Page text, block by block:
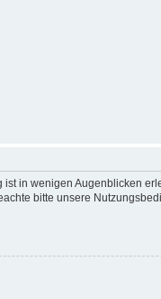
in wenigen Augenblicken
bitte unsere